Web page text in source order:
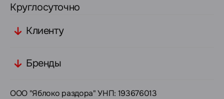
Круглосуточно
Клиенту
Бренды
ООО "Яблоко раздора" УНП: 193676013